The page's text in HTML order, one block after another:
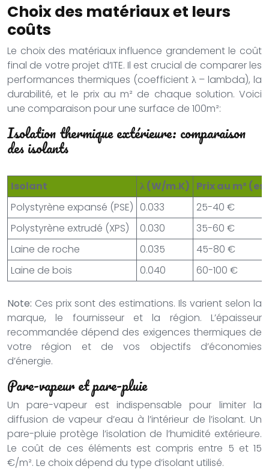
Choix des matériaux et leurs
coûts
Le choix des matériaux influence grandement le coût
final de votre projet d’ITE. Il est crucial de comparer les
performances thermiques (coefficient λ – lambda), la
durabilité, et le prix au m² de chaque solution. Voici
une comparaison pour une surface de 100m²:
Isolation thermique extérieure: comparaison
des isolants
Isolant λ (W/m.K) Prix au m²
Polystyrène expansé (PSE) 0.033
25-40 €
Polystyrène extrudé (XPS)
0.030
35-60 €
Laine de roche
0.035
45-80 €
Laine de bois
0.040 60-100 €
Note: Ces prix sont des estimations. Ils varient selon la
marque, le fournisseur et la région. L’épaisseur
recommandée dépend des exigences thermiques de
votre région et de vos objectifs d’économies
d’énergie.
Pare-vapeur et pare-pluie
Un pare-vapeur est indispensable pour limiter la
diffusion de vapeur d’eau à l’intérieur de l’isolant. Un
pare-pluie protège l’isolation de l’humidité extérieure.
Le coût de ces éléments est compris entre 5 et 15
€/m². Le choix dépend du type d’isolant utilisé.